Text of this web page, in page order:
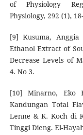
of Physiology
Physiology, 292 (1),
[9] Kusuma,
Ethanol Extract of
Decrease Levels of
4. No 3.
[10] Minarno, Eko
Kandungan Total
Lenne & K. Koch di
Tinggi Dieng. El-